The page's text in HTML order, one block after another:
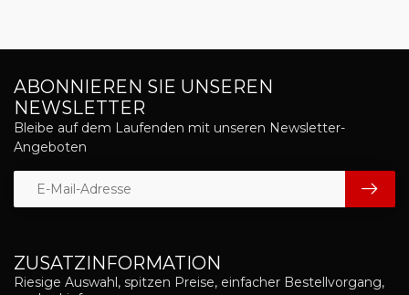
ZUSATZINFORMATION
Riesige Auswahl, spitzen Preise, einfacher Bestellvorgang,
ABONNIEREN SIE UNSEREN
NEWSLETTER
Bleibe auf dem Laufenden mit unseren Newsletter-
Angeboten